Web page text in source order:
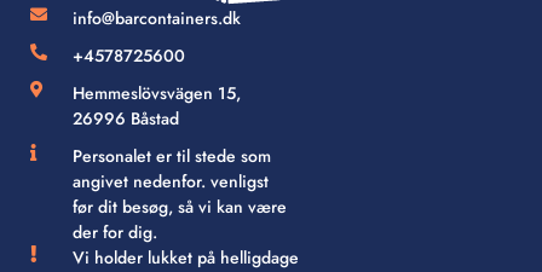
info@barcontainers.dk
+4578725600
Hemmeslövsvägen 15,
26996 Båstad
Personalet er til stede som
angivet nedenfor. venligst
før dit besøg, så vi kan være
der for dig.
Vi holder lukket på helligdage